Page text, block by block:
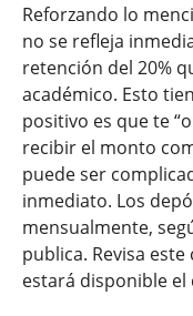
Reforzando lo
no se refleja
retención del 20%
académico. Esto
positivo es que te
recibir el monto
puede ser
inmediato. Los
mensualmente,
publica. Revisa
estará disponible el